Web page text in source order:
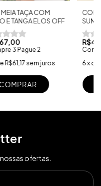
TAÇA COM
E TANGA ELOS OFF
3 Pague 2
R$61,17 sem juros
6 x de
ofertas.